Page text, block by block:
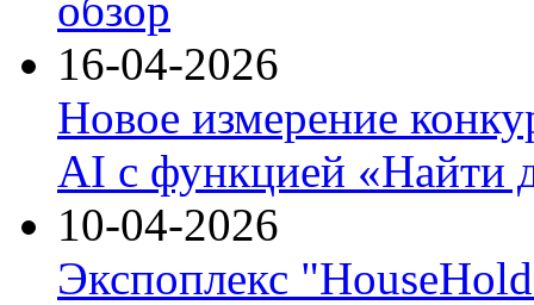
16-04-2026
Новое измерение
AI с функцией «Найти
10-04-2026
Экспоплекс